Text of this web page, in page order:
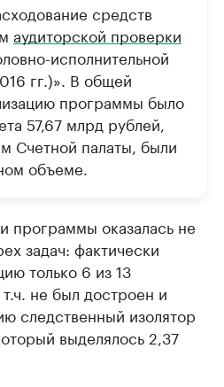
средств
аудиторской проверки
исполнительной
гг.)». В общей
программы было
57,67 млрд рублей,
Счетной палаты, были
объеме.
программы оказалась не
задач: фактически
только 6 из 13
не был достроен и
следственный изолятор
выделялось 2,37